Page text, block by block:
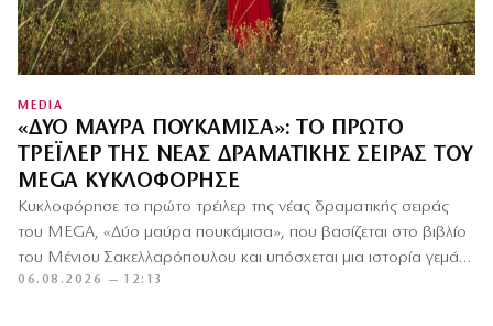
MEDIA
«ΔΎΟ ΜΑΎΡΑ ΠΟΥΚΆΜΙΣΑ»: ΤΟ ΠΡΏΤΟ
ΤΡΈΙΛΕΡ ΤΗΣ ΝΈΑΣ ΔΡΑΜΑΤΙΚΉΣ ΣΕΙΡΆΣ ΤΟΥ
MEGA ΚΥΚΛΟΦΌΡΗΣΕ
Κυκλοφόρησε το πρώτο τρέιλερ της νέας δραματικής σειράς
του MEGA, «Δύο μαύρα πουκάμισα», που βασίζεται στο βιβλίο
του Μένιου Σακελλαρόπουλου και υπόσχεται μια ιστορία γεμάτη
έρωτα,…
06.08.2026 — 12:13